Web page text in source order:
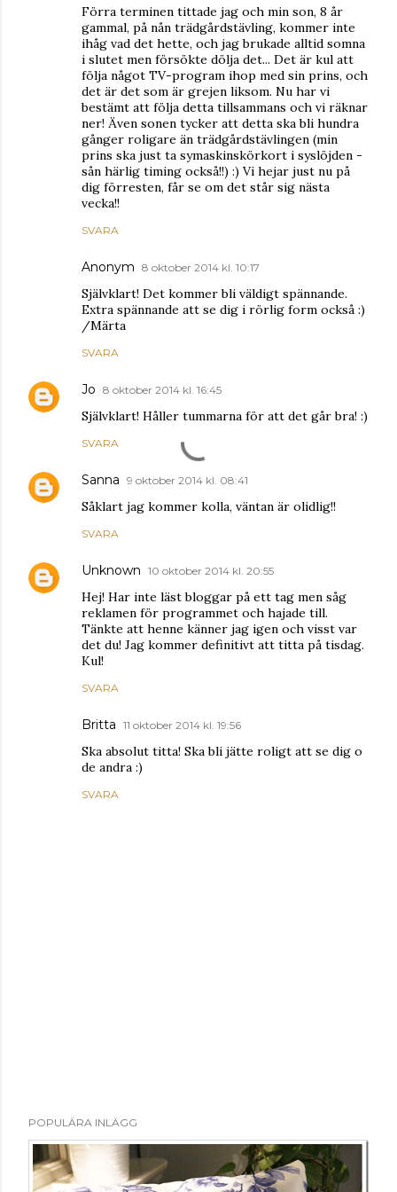
Förra terminen tittade jag och min son, 8 år
gammal, på nån trädgårdstävling, kommer inte
ihåg vad det hette, och jag brukade alltid somna
i slutet men försökte dölja det... Det är kul att
följa något TV-program ihop med sin prins, och
det är det som är grejen liksom. Nu har vi
bestämt att följa detta tillsammans och vi räknar
ner! Även sonen tycker att detta ska bli hundra
gånger roligare än trädgårdstävlingen (min
prins ska just ta symaskinskörkort i syslöjden -
sån härlig timing också!!) :) Vi hejar just nu på
dig förresten, får se om det står sig nästa
vecka!!
SVARA
Anonym 8 oktober 2014 kl. 10:17
Självklart! Det kommer bli väldigt spännande.
Extra spännande att se dig i rörlig form också :)
/Märta
SVARA
Jo 8 oktober 2014 kl. 16:45
Självklart! Håller tummarna för att det går bra! :)
SVARA
Sanna 9 oktober 2014 kl. 08:41
Såklart jag kommer kolla, väntan är olidlig!!
SVARA
Unknown 10 oktober 2014 kl. 20:55
Hej! Har inte läst bloggar på ett tag men såg
reklamen för programmet och hajade till.
Tänkte att henne känner jag igen och visst var
det du! Jag kommer definitivt att titta på tisdag.
Kul!
SVARA
Britta 11 oktober 2014 kl. 19:56
Ska absolut titta! Ska bli jätte roligt att se dig o
de andra :)
SVARA
k
c
POPULÄRA INLÄGG